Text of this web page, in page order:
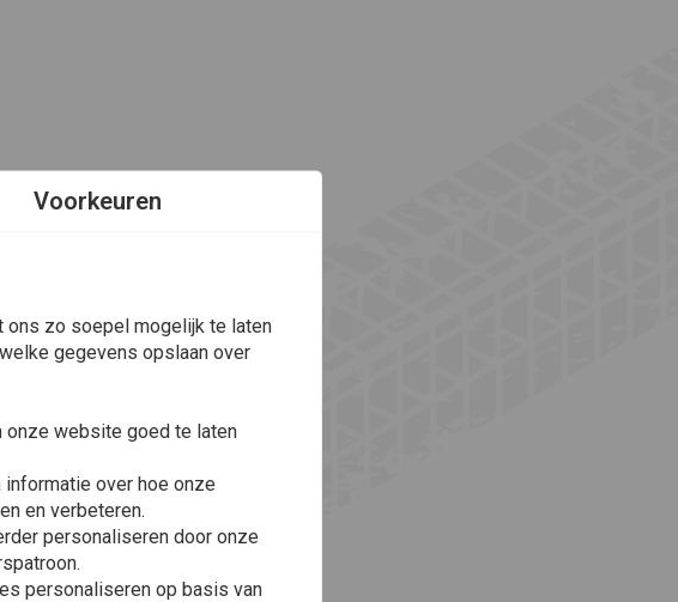
Voorkeuren
ons zo soepel mogelijk te laten
gegevens opslaan over
website goed te laten
over hoe onze
en verbeteren.
personaliseren door onze
personaliseren op basis van